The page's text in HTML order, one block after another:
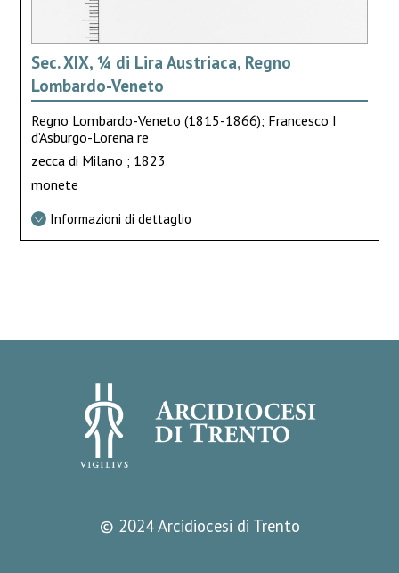
Sec. XIX, ¼ di Lira Austriaca, Regno
Lombardo-Veneto
Regno Lombardo-Veneto (1815-1866); Francesco I
d’Asburgo-Lorena re
zecca di Milano ; 1823
monete
Informazioni di dettaglio
© 2024 Arcidiocesi di Trento